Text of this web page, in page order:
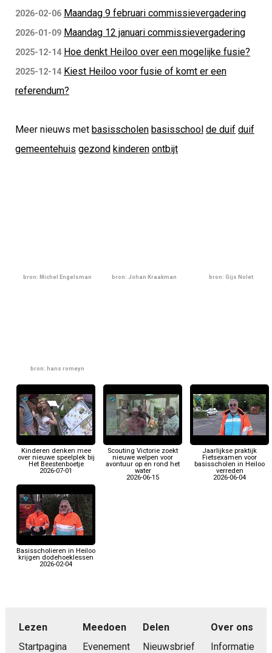
2026-02-06 Maandag 9 februari commissievergadering
2026-01-09 Maandag 12 januari commissievergadering
2025-12-14 Hoe denkt Heiloo over een mogelijke fusie?
2025-12-14 Kiest Heiloo voor fusie of komt er een
referendum?
Meer nieuws met basisscholen basisschool de duif duif
gemeentehuis gezond kinderen ontbijt
bron: Michel Engelsman bron: Johan Kraakman bron: Gijs Nolet
bron: hans romeyn
Kinderen denken mee
over nieuwe speelplek bij
Het Beestenboetje
2026-07-01
Scouting Victorie zoekt
nieuwe welpen voor
avontuur op en rond het
water
2026-06-15
Jaarlijkse praktijk
Fietsexamen voor
basisscholen in Heiloo
verreden
2026-06-04
Basisscholieren in Heiloo
krijgen dodehoeklessen
2026-02-04
Lezen
Startpagina
Meedoen
Evenement
Delen
Nieuwsbrief
Over ons
Informatie